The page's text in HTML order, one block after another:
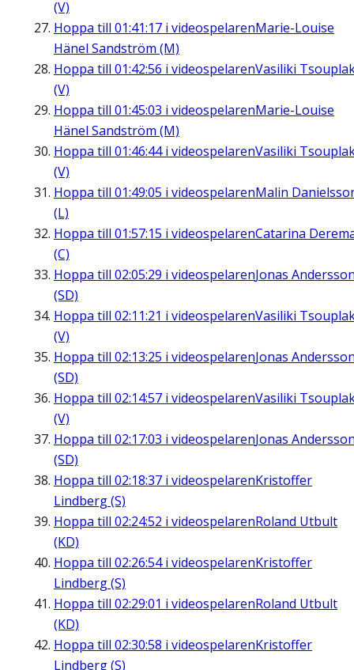
(V)
Hoppa till 01:41:17 i videospelarenMarie-Louise
Hänel Sandström (M)
Hoppa till 01:42:56 i videospelarenVasiliki
(V)
Hoppa till 01:45:03 i videospelarenMarie-Louise
Hänel Sandström (M)
Hoppa till 01:46:44i videospelarenVasiliki
(V)
Hoppa till 01:49:05 i videospelarenMalin
(L)
Hoppa till 01:57:15 i videospelarenCatarina
(C)
Hoppa till 02:05:29 i videospelarenJonas
(SD)
Hoppa till 02:11:21 i videospelarenVasiliki
(V)
Hoppa till 02:13:25 i videospelarenJonas
(SD)
Hoppa till 02:14:57 i videospelarenVasiliki
(V)
Hoppa till 02:17:03 i videospelarenJonas
(SD)
Hoppa till 02:18:37 i videospelarenKristoffer
Lindberg (S)
Hoppa till 02:24:52 i videospelarenRoland Utbult
(KD)
Hoppa till 02:26:54i videospelarenKristoffer
Lindberg (S)
Hoppa till 02:29:01 i videospelarenRoland Utbult
(KD)
Hoppa till 02:30:58 i videospelarenKristoffer
Lindberg (S)